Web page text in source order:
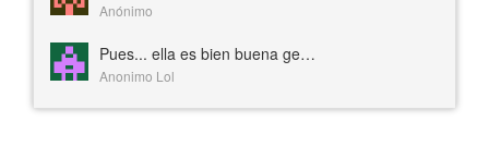
Anónimo
Pues... ella es bien buena ge…
Anonimo Lol